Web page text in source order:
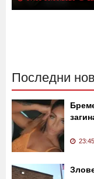
Последни